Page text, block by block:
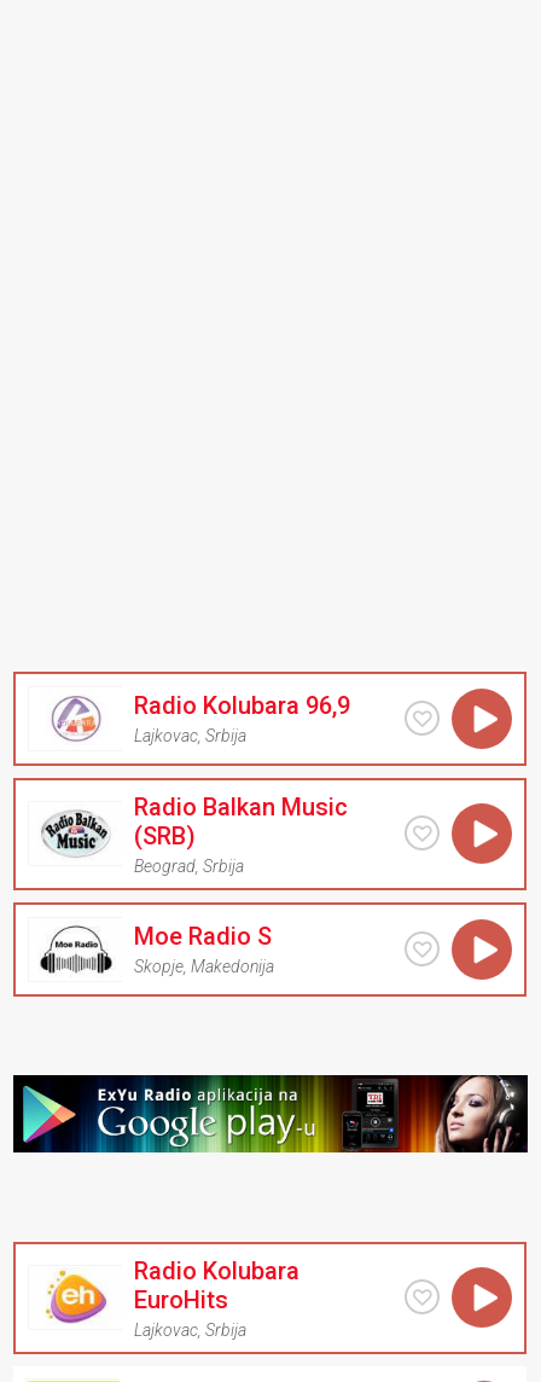
Radio Kolubara 96,9
Lajkovac ,Srbija
Radio Balkan Music
(SRB)
Beograd ,Srbija
Moe Radio S
Skopje ,Makedonija
Radio Kolubara
EuroHits
Lajkovac ,Srbija